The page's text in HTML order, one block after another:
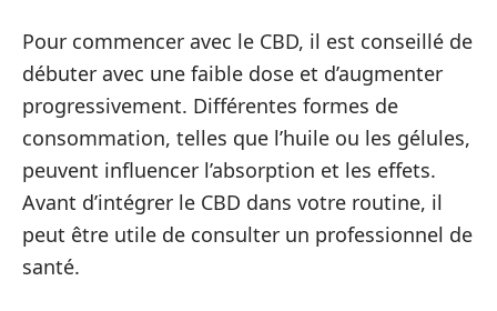
Pour commencer avec le CBD, il est conseillé de
débuter avec une faible dose et d’augmenter
progressivement. Différentes formes de
consommation, telles que l’huile ou les gélules,
peuvent influencer l’absorption et les effets.
Avant d’intégrer le CBD dans votre routine, il
peut être utile de consulter un professionnel de
santé.